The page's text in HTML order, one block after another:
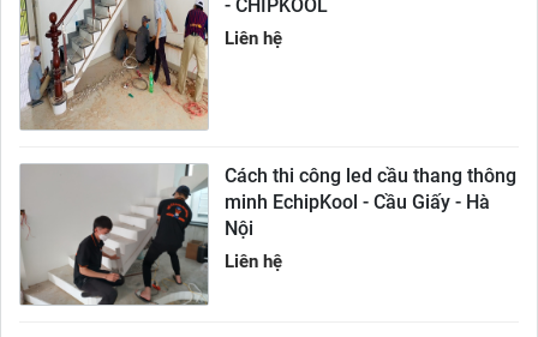
- CHIPKOOL
Liên hệ
Cách thi công led cầu thang thông
minh EchipKool - Cầu Giấy - Hà
Nội
Liên hệ